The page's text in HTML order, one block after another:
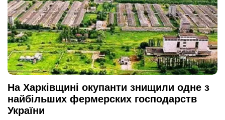
На Харківщині окупанти знищили одне з
найбільших фермерских господарств
України